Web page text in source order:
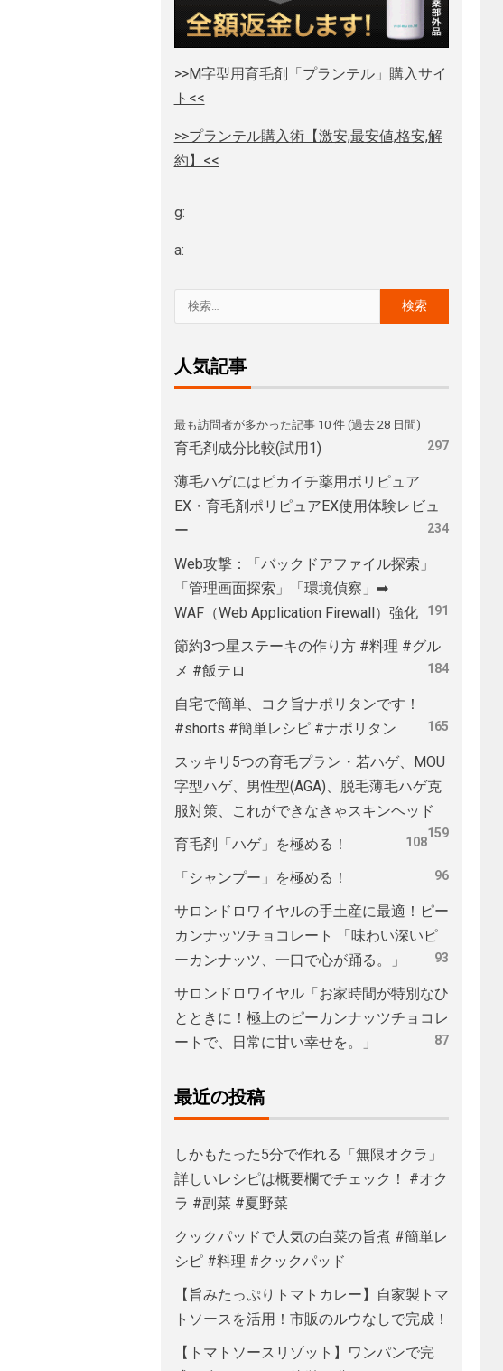
>>M字型用育毛剤「プランテル」購入サイ
ト<<
>>プランテル購入術【激安,最安値,格安,解
約】<<
g:
a:
人気記事
最も訪問者が多かった記事 10 件 (過去 28 日間)
育毛剤成分比較(試用1) 297
薄毛ハゲにはピカイチ薬用ポリピュア
EX・育毛剤ポリピュアEX使用体験レビュ
ー
234
Web攻撃：「バックドアファイル探索」
「管理画面探索」「環境偵察」➡
WAF（Web Application Firewall）強化
191
節約3つ星ステーキの作り方 #料理 #グル
メ #飯テロ
184
自宅で簡単、コク旨ナポリタンです！
#shorts #簡単レシピ #ナポリタン
165
スッキリ5つの育毛プラン・若ハゲ、MOU
字型ハゲ、男性型(AGA)、脱毛薄毛ハゲ克
服対策、これができなきゃスキンヘッド
159
育毛剤「ハゲ」を極める！ 108
「シャンプー」を極める！ 96
サロンドロワイヤルの手土産に最適！ピー
カンナッツチョコレート 「味わい深いピ
ーカンナッツ、一口で心が踊る。」
93
サロンドロワイヤル「お家時間が特別なひ
とときに！極上のピーカンナッツチョコレ
ートで、日常に甘い幸せを。」
87
最近の投稿
しかもたった5分で作れる「無限オクラ」
詳しいレシピは概要欄でチェック！ #オク
ラ #副菜 #夏野菜
クックパッドで人気の白菜の旨煮 #簡単レ
シピ #料理 #クックパッド
【旨みたっぷりトマトカレー】自家製トマ
トソースを活用！市販のルウなしで完成！
【トマトソースリゾット】ワンパンで完